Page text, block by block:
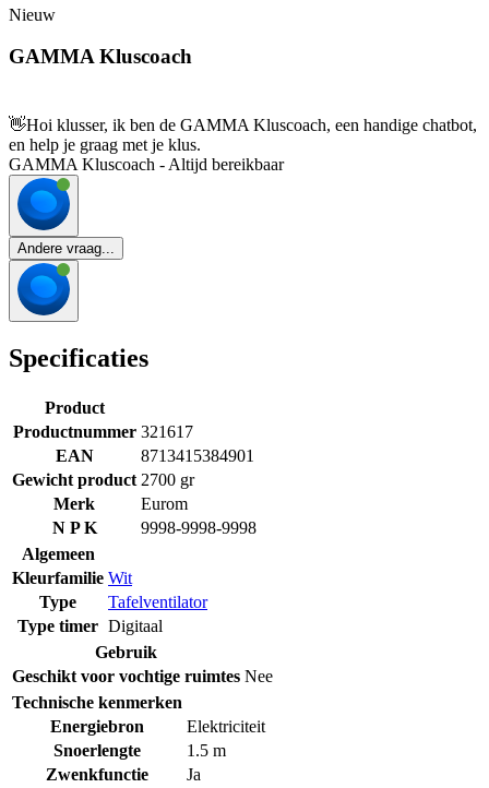
Nieuw
GAMMA Kluscoach
👋Hoi klusser, ik ben de GAMMA Kluscoach, een handige chatbot,
en help je graag met je klus.
GAMMA Kluscoach - Altijd bereikbaar
Andere vraag...
Specificaties
Product
Productnummer 321617
EAN
8713415384901
Gewicht product 2700 gr
Merk
Eurom
N P K
9998-9998-9998
Algemeen
Kleurfamilie Wit
Type
Tafelventilator
Type timer Digitaal
Gebruik
Geschikt voor vochtige ruimtes Nee
Technische kenmerken
Energiebron
Elektriciteit
Snoerlengte
1.5 m
Zwenkfunctie
Ja